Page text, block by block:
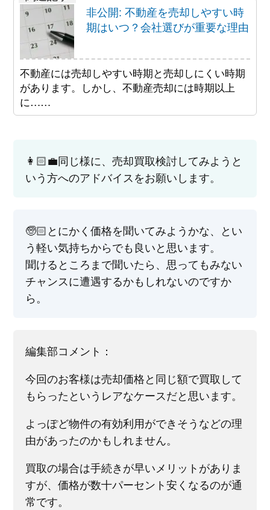
非公開: 不動産を売却しやすい時
期はいつ？会社選びが重要な理由
不動産には売却しやすい時期と売却しにくい時期
があります。しかし、不動産売却には時期以上
に……
👩🏻‍💼同じ様に、売却買取検討してみようと
いう方へのアドバイスをお願いします。
🧓🏻とにかく価格を聞いてみようかな、とい
う軽い気持ちからでも良いと思います。
聞けるところまで聞いたら、思ってもみない
チャンスに遭遇するかもしれないのですか
ら。
編集部コメント：
今回のお客様は売却価格と同じ額で買取して
もらったというレアなケースだと思います。
よっぽど物件の有効利用ができそうなどの理
由があったのかもしれません。
買取の場合は手続きが早いメリットがありま
すが、価格が数十パーセント安くなるのが通
常です。